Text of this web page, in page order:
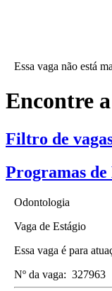
Essa vaga não está
Encontre
Filtro de
Programas de
Odontologia
Vaga de Estágio
Essa vaga é para
Nº da vaga: 327963